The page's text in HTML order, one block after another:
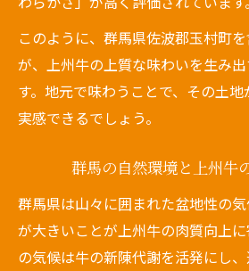
このように、群馬県佐波郡玉村町
が、上州牛の上質な味わいを生み
す。地元で味わうことで、その土
実感できるでしょう。
群馬の自然環境と上州牛
群馬県は山々に囲まれた盆地性の
が大きいことが上州牛の肉質向上
の気候は牛の新陳代謝を活発にし